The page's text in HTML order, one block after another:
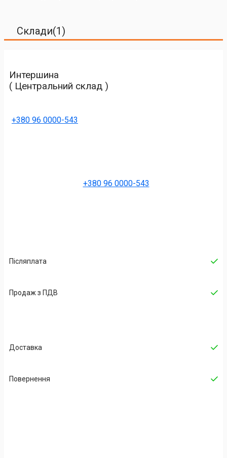
Склади(1)
Интершина
( Центральний склад )
+380 96 0000-543
+380 96 0000-543
Післяплата
Продаж з ПДВ
Доставка
Повернення